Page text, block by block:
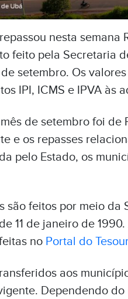
nesta semana
feito pela Secretaria
setembro. Os
IPI, ICMS e IPVA às
de setembrofoi de
e os repasses
pelo Estado, os
são feitos por meio
11 de janeiro de
no Portal do
aos
Dependendo